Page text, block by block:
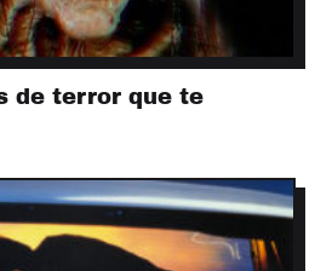
de terror que te